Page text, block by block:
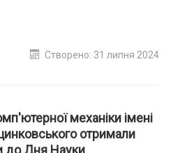
Створено: 31 липня 2024
механіки імені
отримали